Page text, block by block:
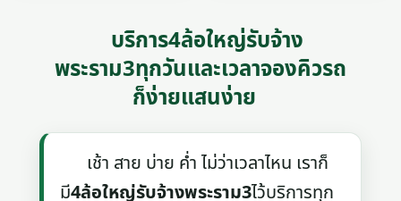
บริการ4ล้อใหญ่รับจ้าง
พระราม3ทุกวันและเวลาจองคิวรถ
ก็ง่ายแสนง่าย
เช้า สาย บ่าย ค่ำ ไม่ว่าเวลาไหน เราก็
มี4ล้อใหญ่รับจ้างพระราม3ไว้บริการทุก